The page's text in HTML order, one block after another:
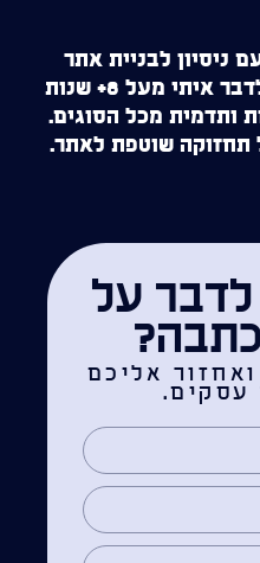
ניסיון לבניית אתר
עבורכם? אתם מוזמנים לדבר איתי מעל 8+ שנות
ותדמית מכל הסוגים.
תחזוקה שוטפת לאתר.
לדבר על
אליכם